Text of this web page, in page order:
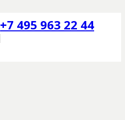
+7 495 963 22 44